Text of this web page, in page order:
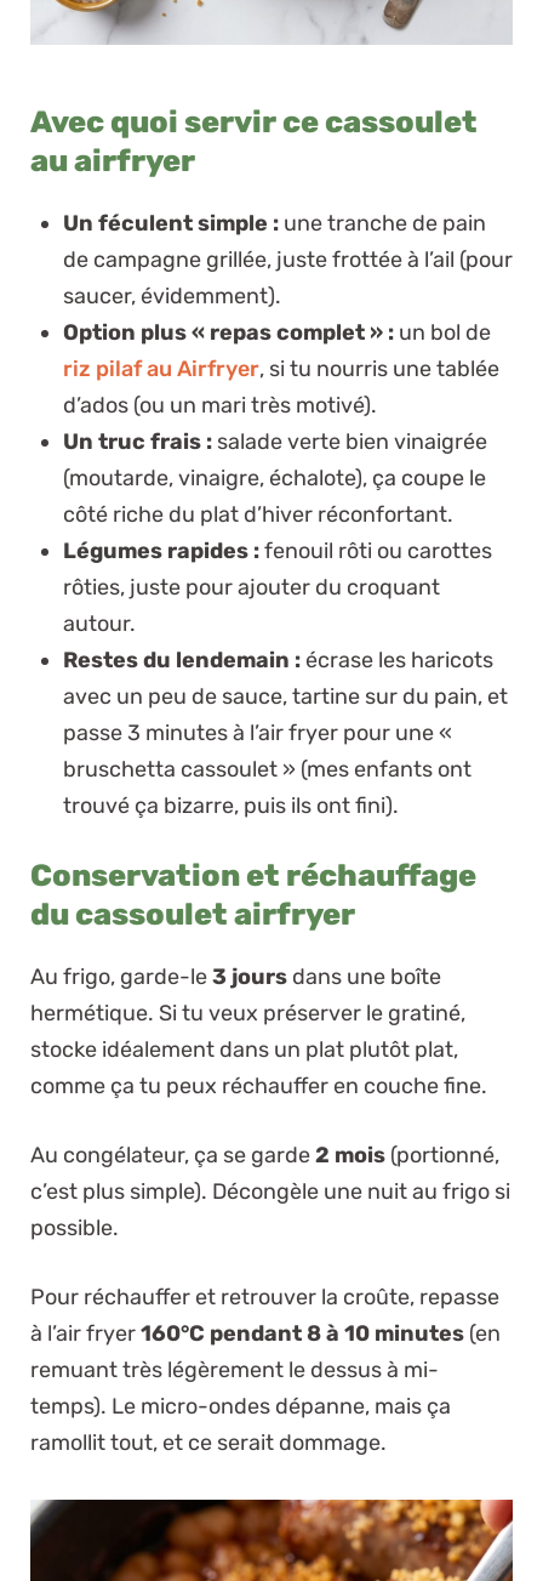
Avec quoi servir ce cassoulet
au airfryer
Un féculent simple : une tranche de pain
de campagne grillée, juste frottée à l’ail (pour
saucer, évidemment).
Option plus « repas complet » : un bol de
riz pilaf au Airfryer, si tu nourris une tablée
d’ados (ou un mari très motivé).
Un truc frais : salade verte bien vinaigrée
(moutarde, vinaigre, échalote), ça coupe le
côté riche du plat d’hiver réconfortant.
Légumes rapides :fenouil rôti ou carottes
rôties, juste pour ajouter du croquant
autour.
Restes du lendemain : écrase les haricots
avec un peu de sauce, tartine sur du pain, et
passe 3 minutes à l’air fryer pour une «
bruschetta cassoulet » (mes enfants ont
trouvé ça bizarre, puis ils ont fini).
Conservation et réchauffage
du cassoulet airfryer
Au frigo, garde-le3 jours dans une boîte
hermétique. Si tu veux préserver le gratiné,
stocke idéalement dans un plat plutôt plat,
comme ça tu peux réchauffer en couche fine.
Au congélateur, ça se garde2 mois (portionné,
c’est plus simple). Décongèle une nuit au frigo si
possible.
Pour réchauffer et retrouver la croûte, repasse
à l’air fryer160°C pendant 8 à 10 minutes (en
remuant très légèrement le dessus à mi-
temps). Le micro-ondes dépanne, mais ça
ramollit tout, et ce serait dommage.